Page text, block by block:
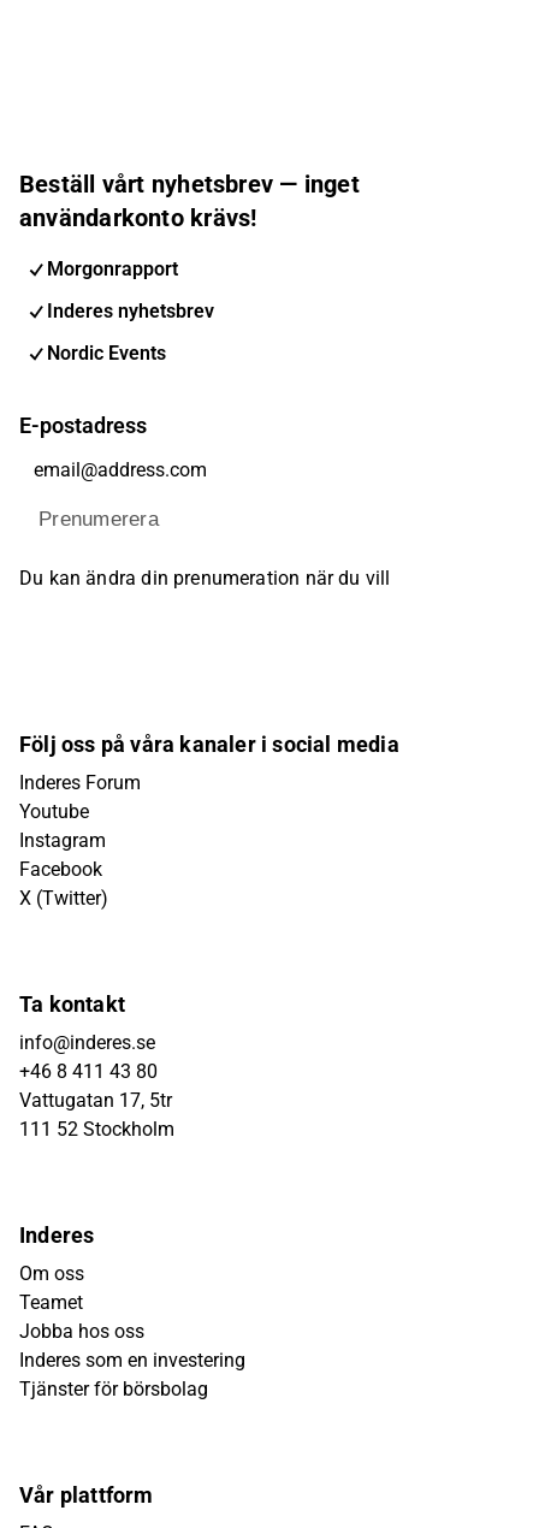
Beställ vårt nyhetsbrev — inget
användarkonto krävs!
Morgonrapport
Inderes nyhetsbrev
Nordic Events
E-postadress
Prenumerera
Du kan ändra din prenumeration när du vill
Följ oss på våra kanaler i social media
Inderes Forum
Youtube
Instagram
Facebook
X (Twitter)
Ta kontakt
info@inderes.se
+46 8 411 43 80
Vattugatan 17, 5tr
111 52 Stockholm
Inderes
Om oss
Teamet
Jobba hos oss
Inderes som en investering
Tjänster för börsbolag
Vår plattform